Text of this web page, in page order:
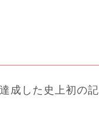
成した史上初の記